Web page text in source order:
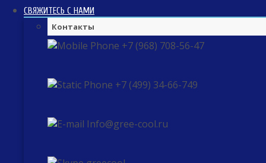
СВЯЖИТЕСЬ С НАМИ
Контакты
+7 (968) 708-56-47
+7 (499) 34-66-749
Info@gree-cool.ru